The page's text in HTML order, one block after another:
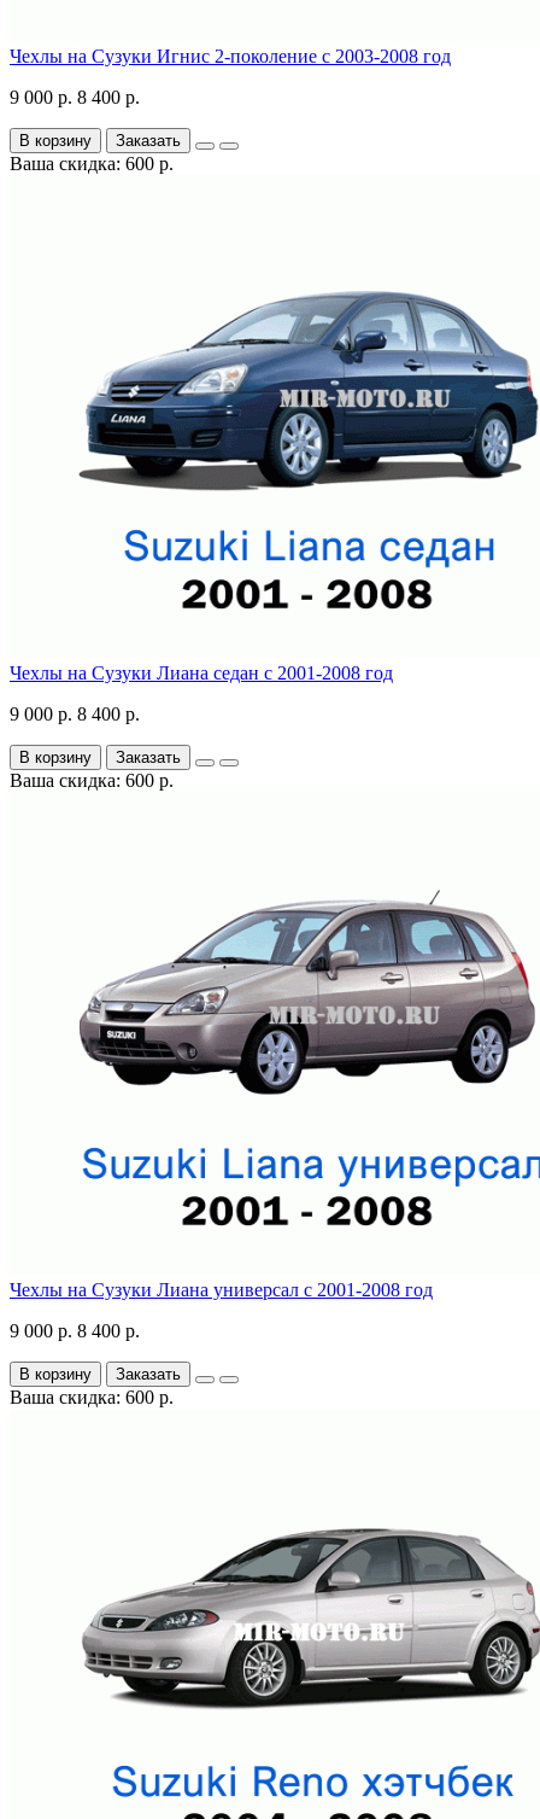
Чехлы на Сузуки Игнис 2-поколение с 2003-2008 год
9 000 р. 8 400 р.
В корзину Заказать
Ваша скидка: 600 р.
Чехлы на Сузуки Лиана седан с 2001-2008 год
9 000 р. 8 400 р.
В корзину Заказать
Ваша скидка: 600 р.
Чехлы на Сузуки Лиана универсал с 2001-2008 год
9 000 р. 8 400 р.
В корзину Заказать
Ваша скидка: 600 р.